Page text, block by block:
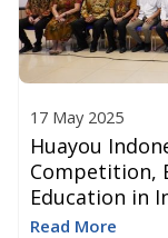
17 May 2025
Huayou
Competition,
Education in
Read More